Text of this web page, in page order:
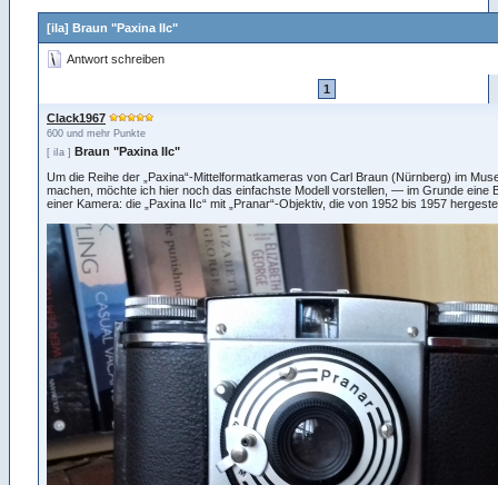
[iIa] Braun "Paxina IIc"
Antwort schreiben
1
Clack1967
600 und mehr Punkte
[ iIa ] Braun "Paxina IIc"
Um die Reihe der „Paxina“-Mittelformatkameras von Carl Braun (Nürnberg) im
machen, möchte ich hier noch das einfachste Modell vorstellen, — im Grunde eine
einer Kamera: die „Paxina IIc“ mit „Pranar“-Objektiv, die von 1952 bis 1957